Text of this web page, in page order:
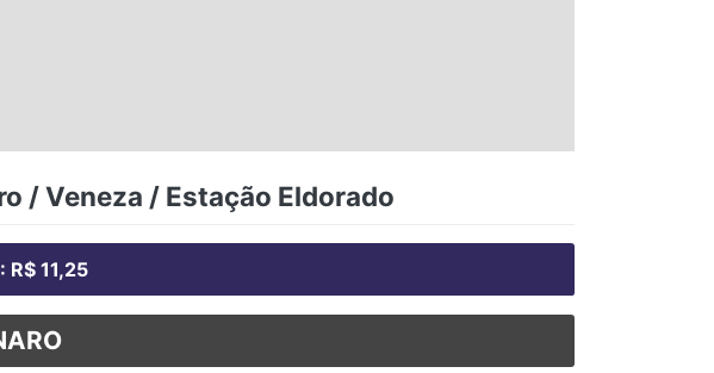
/ Veneza / Estação Eldorado
11,25